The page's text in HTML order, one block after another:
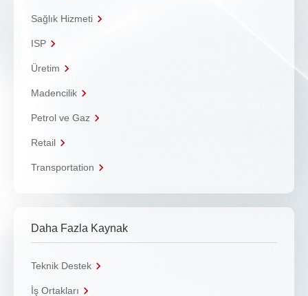
Sağlık Hizmeti
ISP
Üretim
Madencilik
Petrol ve Gaz
Retail
Transportation
Daha Fazla Kaynak
Teknik Destek
İş Ortakları